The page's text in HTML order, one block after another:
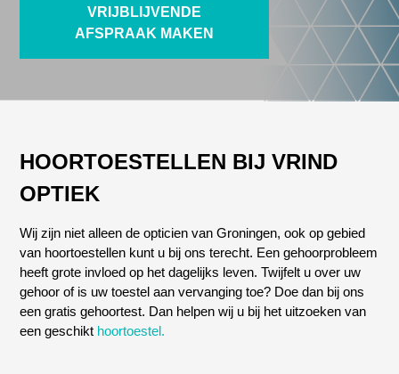
VRIJBLIJVENDE
AFSPRAAK MAKEN
HOORTOESTELLEN BIJ VRIND
OPTIEK
Wij zijn niet alleen de opticien van Groningen, ook op gebied
van hoortoestellen kunt u bij ons terecht. Een gehoorprobleem
heeft grote invloed op het dagelijks leven. Twijfelt u over uw
gehoor of is uw toestel aan vervanging toe? Doe dan bij ons
een gratis gehoortest. Dan helpen wij u bij het uitzoeken van
een geschikt hoortoestel.